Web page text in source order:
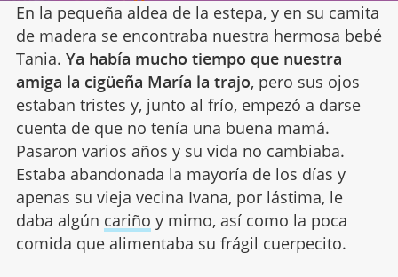
En la pequeña aldea de la estepa, y en su camita
de madera se encontraba nuestra hermosa bebé
Tania. Ya había mucho tiempo que nuestra
amiga la cigüeña María la trajo, pero sus ojos
estaban tristes y, junto al frío, empezó a darse
cuenta de que no tenía una buena mamá.
Pasaron varios años y su vida no cambiaba.
Estaba abandonada la mayoría de los días y
apenas su vieja vecina Ivana, por lástima, le
daba algún cariño y mimo, así como la poca
comida que alimentaba su frágil cuerpecito.